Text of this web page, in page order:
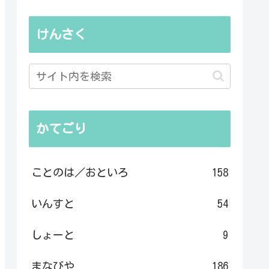
けんさく
かてごり
ことのは／おといろ 158
いんすと 54
しょーと 9
まなびや 186